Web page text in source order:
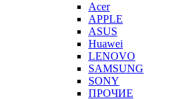
Acer
APPLE
ASUS
Huawei
LENOVO
SAMSUNG
SONY
ПРОЧИЕ